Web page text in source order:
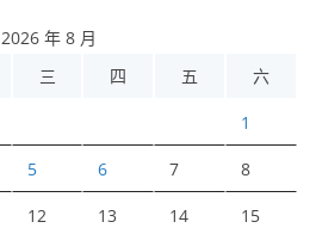
2026 年 8 月
三 四 五 六
1
5 6 7 8
12 13 14 15